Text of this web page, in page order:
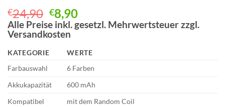
€24,90 Ursprünglicher
Preis
war:
€24,90
€8,90Aktueller
Preis
€8,90.
Alle Preise inkl. gesetzl. Mehrwertsteuer zzgl.
Versandkosten
KATEGORIE
WERTE
Farbauswahl
6 Farben
Akkukapazität
600 mAh
Kompatibel
mit dem Random Coil